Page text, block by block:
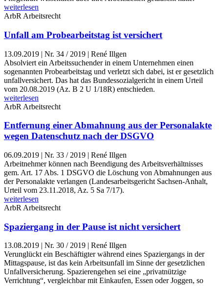
weiterlesen
ArbR Arbeitsrecht
Unfall am Probearbeitstag ist versichert
13.09.2019 | Nr. 34 / 2019 | René Illgen
Absolviert ein Arbeitssuchender in einem Unternehmen einen
sogenannten Probearbeitstag und verletzt sich dabei, ist er gesetzlich
unfallversichert. Das hat das Bundessozialgericht in einem Urteil
vom 20.08.2019 (Az. B 2 U 1/18R) entschieden.
weiterlesen
ArbR Arbeitsrecht
Entfernung einer Abmahnung aus der Personalakte
wegen Datenschutz nach der DSGVO
06.09.2019 | Nr. 33 / 2019 | René Illgen
Arbeitnehmer können nach Beendigung des Arbeitsverhältnisses
gem. Art. 17 Abs. 1 DSGVO die Löschung von Abmahnungen aus
der Personalakte verlangen (Landesarbeitsgericht Sachsen-Anhalt,
Urteil vom 23.11.2018, Az. 5 Sa 7/17).
weiterlesen
ArbR Arbeitsrecht
Spaziergang in der Pause ist nicht versichert
13.08.2019 | Nr. 30 / 2019 | René Illgen
Verunglückt ein Beschäftigter während eines Spaziergangs in der
Mittagspause, ist das kein Arbeitsunfall im Sinne der gesetzlichen
Unfallversicherung. Spazierengehen sei eine „privatnützige
Verrichtung“, vergleichbar mit Einkaufen, Essen oder Joggen, so